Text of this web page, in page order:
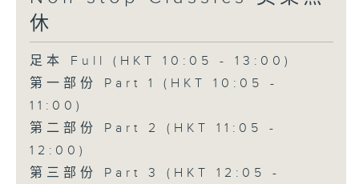
休
足本 Full (HKT 10:05 - 13:00)
第一部份 Part 1 (HKT 10:05 -
11:00)
第二部份 Part 2 (HKT 11:05 -
12:00)
第三部份 Part 3 (HKT 12:05 -